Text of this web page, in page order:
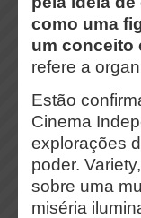
como uma
um conceito
refere a
Estão
Cinema
explorações
poder.
sobre uma
miséria